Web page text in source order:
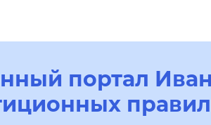
портал
правил